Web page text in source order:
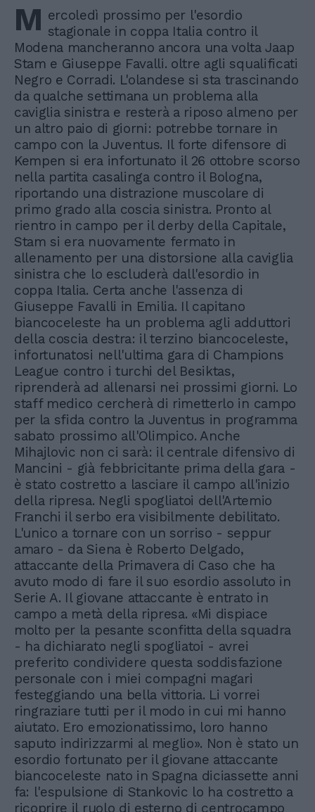
M ercoledì prossimo per l'esordio
stagionale in coppa Italia contro il
Modena mancheranno ancora una volta Jaap
Stam e Giuseppe Favalli. oltre agli squalificati
Negro e Corradi. L'olandese si sta trascinando
da qualche settimana un problema alla
caviglia sinistra e resterà a riposo almeno per
un altro paio di giorni: potrebbe tornare in
campo con la Juventus. Il forte difensore di
Kempen si era infortunato il 26 ottobre scorso
nella partita casalinga contro il Bologna,
riportando una distrazione muscolare di
primo grado alla coscia sinistra. Pronto al
rientro in campo per il derby della Capitale,
Stam si era nuovamente fermato in
allenamento per una distorsione alla caviglia
sinistra che lo escluderà dall'esordio in
coppa Italia. Certa anche l'assenza di
Giuseppe Favalli in Emilia. Il capitano
biancoceleste ha un problema agli adduttori
della coscia destra: il terzino biancoceleste,
infortunatosi nell'ultima gara di Champions
League contro i turchi del Besiktas,
riprenderà ad allenarsi nei prossimi giorni. Lo
staff medico cercherà di rimetterlo in campo
per la sfida contro la Juventus in programma
sabato prossimo all'Olimpico. Anche
Mihajlovic non ci sarà: il centrale difensivo di
Mancini - già febbricitante prima della gara -
è stato costretto a lasciare il campo all'inizio
della ripresa. Negli spogliatoi dell'Artemio
Franchi il serbo era visibilmente debilitato.
L'unico a tornare con un sorriso - seppur
amaro - da Siena è Roberto Delgado,
attaccante della Primavera di Caso che ha
avuto modo di fare il suo esordio assoluto in
Serie A. Il giovane attaccante è entrato in
campo a metà della ripresa. «Mi dispiace
molto per la pesante sconfitta della squadra
- ha dichiarato negli spogliatoi - avrei
preferito condividere questa soddisfazione
personale con i miei compagni magari
festeggiando una bella vittoria. Li vorrei
ringraziare tutti per il modo in cui mi hanno
aiutato. Ero emozionatissimo, loro hanno
saputo indirizzarmi al meglio». Non è stato un
esordio fortunato per il giovane attaccante
biancoceleste nato in Spagna diciassette anni
fa: l'espulsione di Stankovic lo ha costretto a
ricoprire il ruolo di esterno di centrocampo